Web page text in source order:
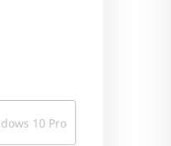
10 Pro